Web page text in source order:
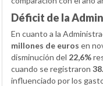
Déficit de la
En cuanto a la
millones de euros en
disminución del 22,6%
cuando se registraron
influenciado por los